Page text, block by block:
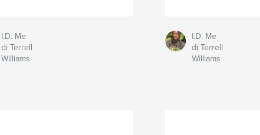
I.D. Me
di Terrell
Williams
I.D. Me
di Terrell
Williams